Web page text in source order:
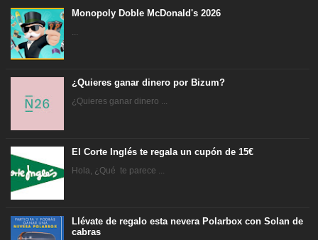
Monopoly Doble McDonald's 2026
¿Quieres ganar dinero por Bizum?
¿Quieres ganar dinero ...
El Corte Inglés te regala un cupón de 15€
Hola, ¿Qué te parece ...
Llévate de regalo esta nevera Polarbox con Solan de
cabras